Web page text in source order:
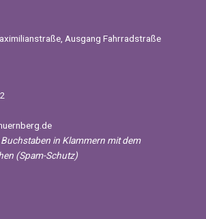
Ausgang Fahrradstraße
in Klammern mit dem
(Spam-Schutz)